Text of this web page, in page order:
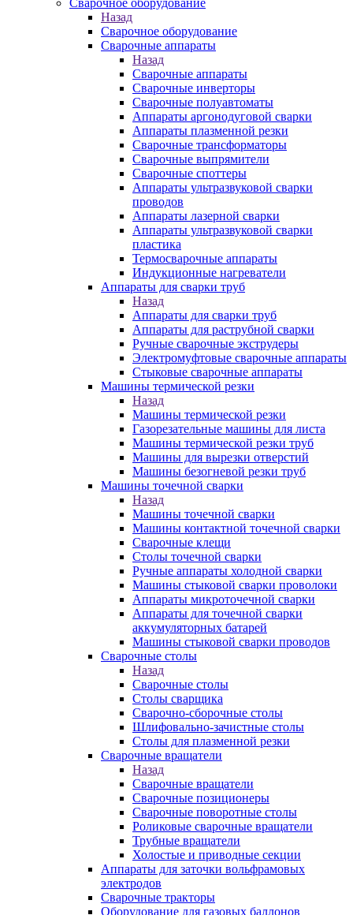
Сварочное оборудование
Назад
Сварочное оборудование
Сварочные аппараты
Назад
Сварочные аппараты
Сварочные инверторы
Сварочные полуавтоматы
Аппараты аргонодуговой сварки
Аппараты плазменной резки
Сварочные трансформаторы
Сварочные выпрямители
Сварочные споттеры
Аппараты ультразвуковой сварки
проводов
Аппараты лазерной сварки
Аппараты ультразвуковой сварки
пластика
Термосварочные аппараты
Индукционные нагреватели
Аппараты для сварки труб
Назад
Аппараты для сварки труб
Аппараты для раструбной сварки
Ручные сварочные экструдеры
Электромуфтовые сварочные аппараты
Стыковые сварочные аппараты
Машины термической резки
Назад
Машины термической резки
Газорезательные машины для листа
Машины термической резки труб
Машины для вырезки отверстий
Машины безогневой резки труб
Машины точечной сварки
Назад
Машины точечной сварки
Машины контактной точечной сварки
Сварочные клещи
Столы точечной сварки
Ручные аппараты холодной сварки
Машины стыковой сварки проволоки
Аппараты микроточечной сварки
Аппараты для точечной сварки
аккумуляторных батарей
Машины стыковой сварки проводов
Сварочные столы
Назад
Сварочные столы
Столы сварщика
Сварочно-сборочные столы
Шлифовально-зачистные столы
Столы для плазменной резки
Сварочные вращатели
Назад
Сварочные вращатели
Сварочные позиционеры
Сварочные поворотные столы
Роликовые сварочные вращатели
Трубные вращатели
Холостые и приводные секции
Аппараты для заточки вольфрамовых
электродов
Сварочные тракторы
Оборудование для газовых баллонов